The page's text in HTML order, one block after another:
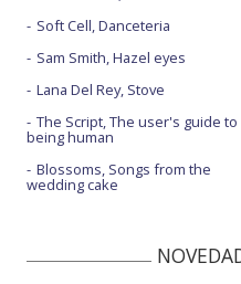
Soft Cell, Danceteria
Sam Smith, Hazel eyes
Lana Del Rey, Stove
The Script, The user's guide to
being human
Blossoms, Songs from the
wedding cake